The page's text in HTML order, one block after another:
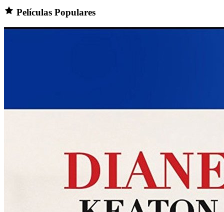
Películas Populares